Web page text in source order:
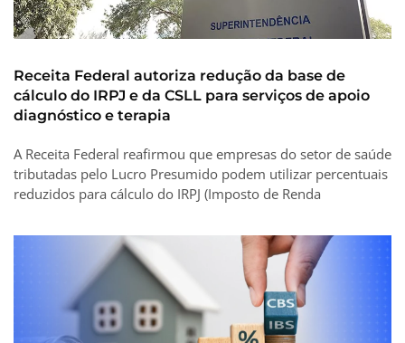
Receita Federal autoriza redução da base de
cálculo do IRPJ e da CSLL para serviços de apoio
diagnóstico e terapia
A Receita Federal reafirmou que empresas do setor de saúde
tributadas pelo Lucro Presumido podem utilizar percentuais
reduzidos para cálculo do IRPJ (Imposto de Renda